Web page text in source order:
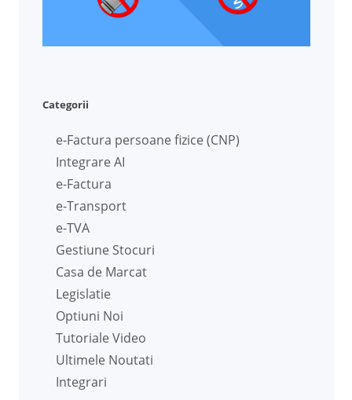
Categorii
e-Factura persoane fizice (CNP)
Integrare AI
e-Factura
e-Transport
e-TVA
Gestiune Stocuri
Casa de Marcat
Legislatie
Optiuni Noi
Tutoriale Video
Ultimele Noutati
Integrari